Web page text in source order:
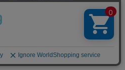
ガラス製 金白ガラスプレー
¥ 3,850 税込〜